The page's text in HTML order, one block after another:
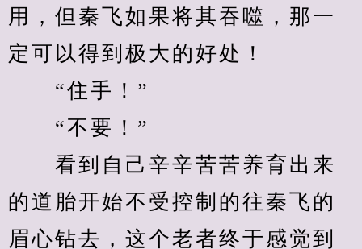
用，但秦飞如果将其吞噬，那一
定可以得到极大的好处！
“住手！”
“不要！”
看到自己辛辛苦苦养育出来
的道胎开始不受控制的往秦飞的
眉心钻去，这个老者终于感觉到